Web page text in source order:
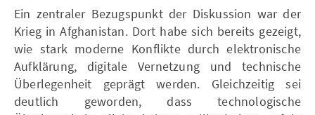
Ein zentraler Bezugspunkt der Diskussion war der
Krieg in Afghanistan. Dort habe sich bereits gezeigt,
wie stark moderne Konflikte durch elektronische
Aufklärung, digitale Vernetzung und technische
Überlegenheit geprägt werden. Gleichzeitig sei
deutlich geworden, dass technologische